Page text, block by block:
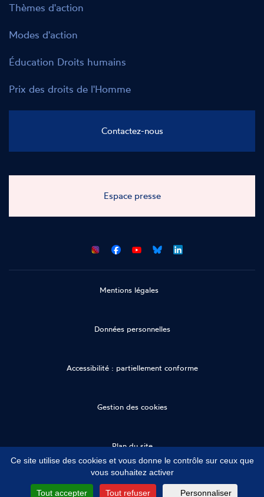
Ce site utilise des cookies et vous donne le contrôle sur ceux que
vous souhaitez activer
Tout accepter Tout refuser Personnaliser
Thèmes d'action
Modes d'action
Éducation Droits humains
Prix des droits de l'Homme
Contactez-nous
Espace presse
CNCDHCNCDHCNCDHCNCDH
Mentions légales
Données personnelles
Accessibilité : partiellement conforme
Gestion des cookies
Plan du site